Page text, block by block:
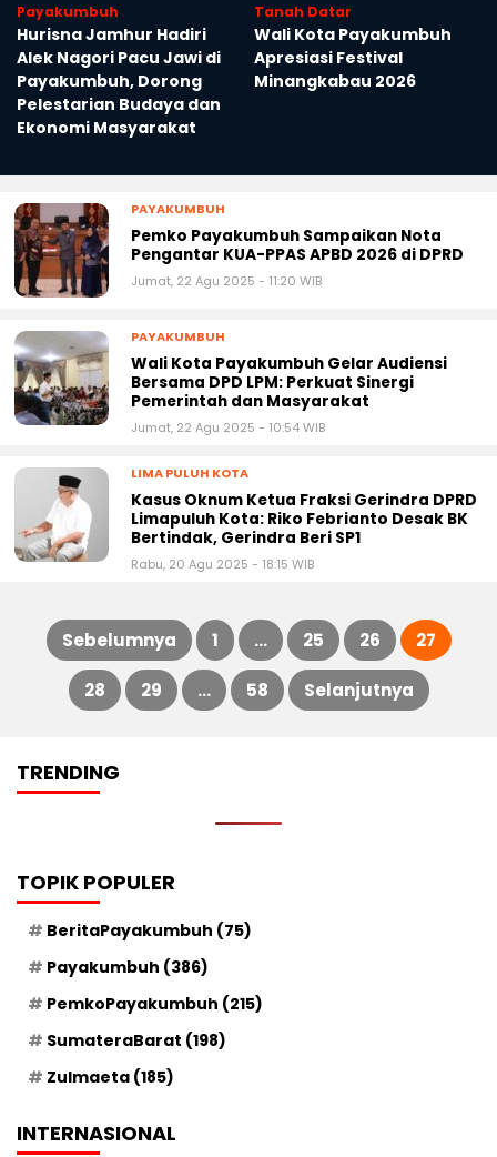
Payakumbuh
Hurisna Jamhur Hadiri
Alek Nagori Pacu Jawi di
Payakumbuh, Dorong
Pelestarian Budaya dan
Ekonomi Masyarakat
Tanah Datar
Wali Kota Payakumbuh
Apresiasi Festival
Minangkabau 2026
PAYAKUMBUH
Pemko Payakumbuh Sampaikan Nota
Pengantar KUA-PPAS APBD 2026 di DPRD
Jumat, 22 Agu 2025 - 11:20 WIB
PAYAKUMBUH
Wali Kota Payakumbuh Gelar Audiensi
Bersama DPD LPM: Perkuat Sinergi
Pemerintah dan Masyarakat
Jumat, 22 Agu 2025 - 10:54 WIB
LIMA PULUH KOTA
Kasus Oknum Ketua Fraksi Gerindra DPRD
Limapuluh Kota: Riko Febrianto Desak BK
Bertindak, Gerindra Beri SP1
Rabu, 20 Agu 2025 - 18:15 WIB
Paginasi
Sebelumnya 1 … 25 26 27
28 29 … 58 Selanjutnya
TRENDING
TOPIK POPULER
BeritaPayakumbuh (75)
Payakumbuh (386)
PemkoPayakumbuh (215)
SumateraBarat (198)
Zulmaeta (185)
INTERNASIONAL